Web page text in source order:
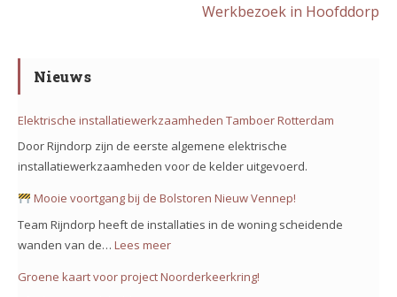
Werkbezoek in Hoofddorp
Nieuws
Elektrische installatiewerkzaamheden Tamboer Rotterdam
Door Rijndorp zijn de eerste algemene elektrische
installatiewerkzaamheden voor de kelder uitgevoerd.
Mooie voortgang bij de Bolstoren Nieuw Vennep!
Team Rijndorp heeft de installaties in de woning scheidende
wanden van de… Lees meer:
Groene kaart voor project Noorderkeerkring!